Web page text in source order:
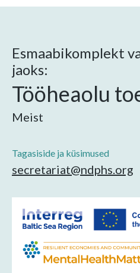
Esmaabikomplekt
jaoks:
Tööheaolu
Meist
Tagasiside ja küsimused
secretariat@ndphs.org